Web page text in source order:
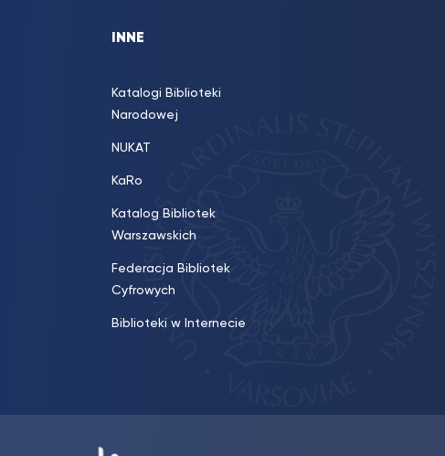
INNE
Katalogi Biblioteki
Narodowej
NUKAT
KaRo
Katalog Bibliotek
Warszawskich
Federacja Bibliotek
Cyfrowych
Biblioteki w Internecie